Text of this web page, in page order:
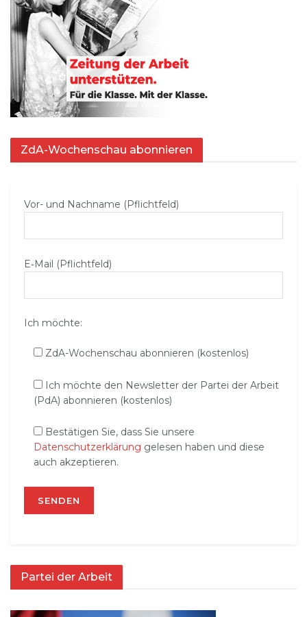
ZdA-Wochenschau abonnieren
Vor- und Nachname (Pflichtfeld)
E‑Mail (Pflichtfeld)
Ich möchte:
ZdA-Wochenschau abonnieren (kostenlos)
Ich möchte den Newsletter der Partei der Arbeit
(PdA) abonnieren (kostenlos)
Bestätigen Sie, dass Sie unsere
Datenschutzerklärung gelesen haben und diese
auch akzeptieren.
Partei der Arbeit